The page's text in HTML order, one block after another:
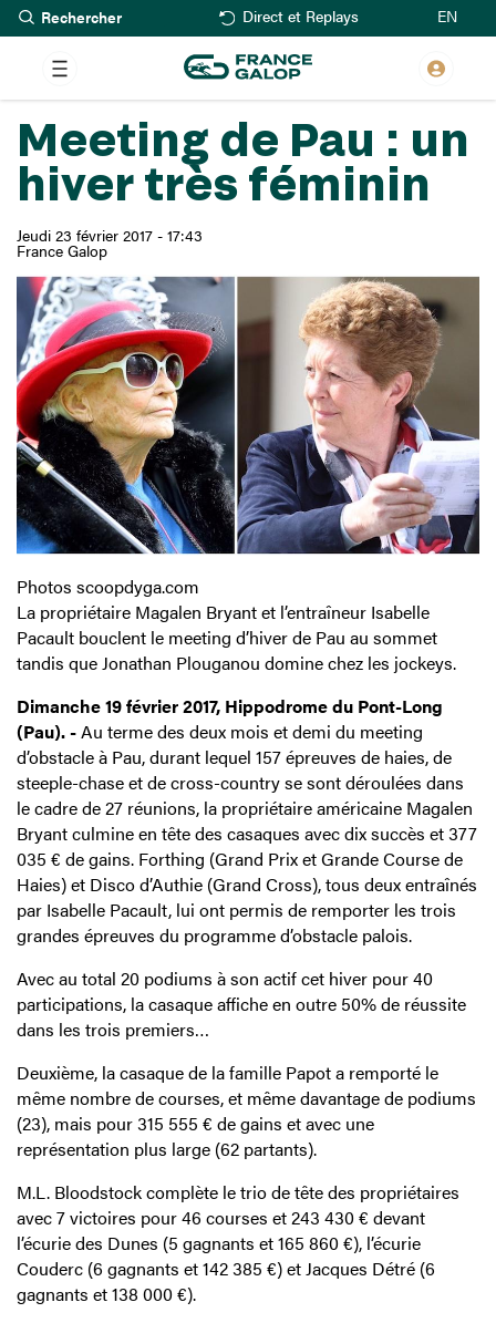
Aller
au
contenu
principal
Rechercher Direct et Replays EN
Meeting de Pau : un
hiver très féminin
Jeudi 23 février 2017 - 17:43
France Galop
Photos scoopdyga.com
La propriétaire Magalen Bryant et l’entraîneur Isabelle
Pacault bouclent le meeting d’hiver de Pau au sommet
tandis que Jonathan Plouganou domine chez les jockeys.
Dimanche 19 février 2017, Hippodrome du Pont-Long
(Pau). -Au terme des deux mois et demi du meeting
d’obstacle à Pau, durant lequel 157 épreuves de haies, de
steeple-chase et de cross-country se sont déroulées dans
le cadre de 27 réunions, la propriétaire américaine Magalen
Bryant culmine en tête des casaques avec dix succès et 377
035 € de gains. Forthing (Grand Prix et Grande Course de
Haies) et Disco d’Authie (Grand Cross), tous deux entraînés
par Isabelle Pacault, lui ont permis de remporter les trois
grandes épreuves du programme d’obstacle palois.
Avec au total 20 podiums à son actif cet hiver pour 40
participations, la casaque affiche en outre 50% de réussite
dans les trois premiers…
Deuxième, la casaque de la famille Papot a remporté le
même nombre de courses, et même davantage de podiums
(23), mais pour 315 555 € de gains et avec une
représentation plus large (62 partants).
M.L. Bloodstock complète le trio de tête des propriétaires
avec 7 victoires pour 46 courses et 243 430 € devant
l’écurie des Dunes (5 gagnants et 165 860 €), l’écurie
Couderc (6 gagnants et 142 385 €) et Jacques Détré (6
gagnants et 138 000 €).